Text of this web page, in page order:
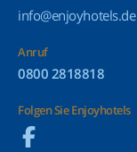
info@enjoyhotels.de
Anruf
0800 2818818
Folgen Sie Enjoyhotels